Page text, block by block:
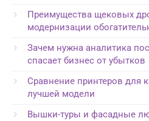
Преимущества щековых
модернизации
Зачем нужна аналитика
спасает бизнес от убытков
Сравнение принтеров для
лучшей модели
Вышки-туры и фасадные